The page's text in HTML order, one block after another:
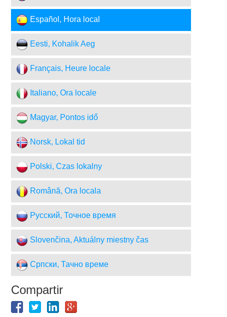
Español, Hora local
Eesti, Kohalik Aeg
Français, Heure locale
Italiano, Ora locale
Magyar, Pontos idő
Norsk, Lokal tid
Polski, Czas lokalny
Română, Ora locala
Русский, Точное время
Slovenčina, Aktuálny miestny čas
Српски, Тачно време
Compartir